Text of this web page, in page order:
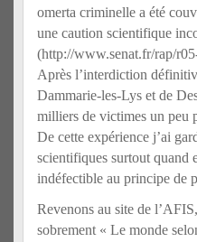
omerta criminelle a été
une caution scientifique
(http://www.senat.fr/rap/
Après l’interdiction
Dammarie-les-Lys et de
milliers de victimes un peu
De cette expérience j’ai
scientifiques surtout quand
indéfectible au principe de
Revenons au site de
sobrement « Le monde